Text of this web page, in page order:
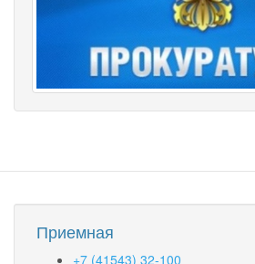
Приемная
+7 (41543) 32-100